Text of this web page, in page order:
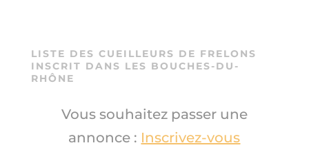
LISTE DES CUEILLEURS DE FRELONS
INSCRIT DANS LES BOUCHES-DU-
RHÔNE
Vous souhaitez passer une
annonce : Inscrivez-vous